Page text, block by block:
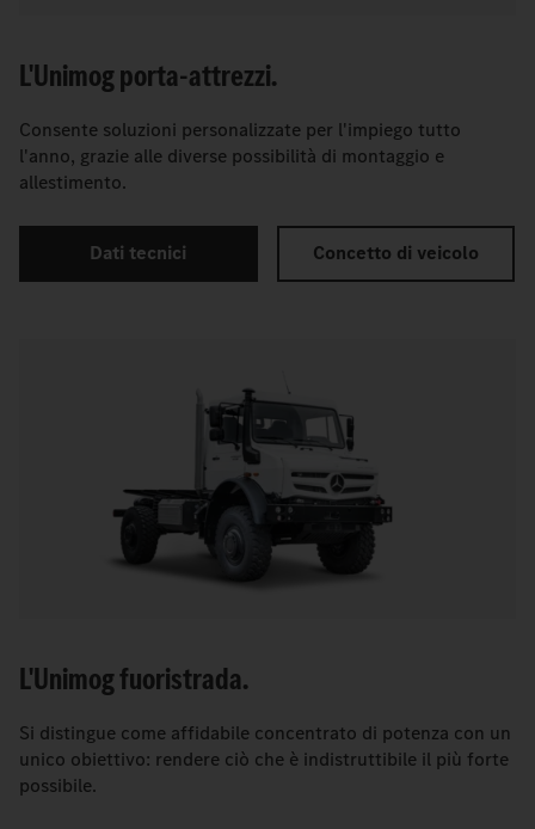
L'Unimog porta-attrezzi.
Consente soluzioni personalizzate per l'impiego tutto
l'anno, grazie alle diverse possibilità di montaggio e
allestimento.
Dati tecnici Concetto di veicolo
L'Unimog fuoristrada.
Si distingue come affidabile concentrato di potenza con un
unico obiettivo: rendere ciò che è indistruttibile il più forte
possibile.